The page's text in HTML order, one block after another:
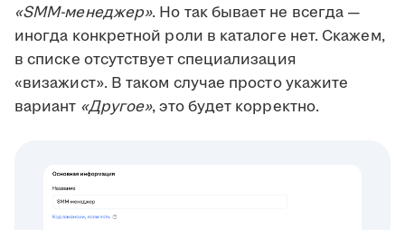
«SMM-менеджер». Но так бывает не всегда —
иногда конкретной роли в каталоге нет. Скажем,
в списке отсутствует специализация
«визажист». В таком случае просто укажите
вариант «Другое», это будет корректно.